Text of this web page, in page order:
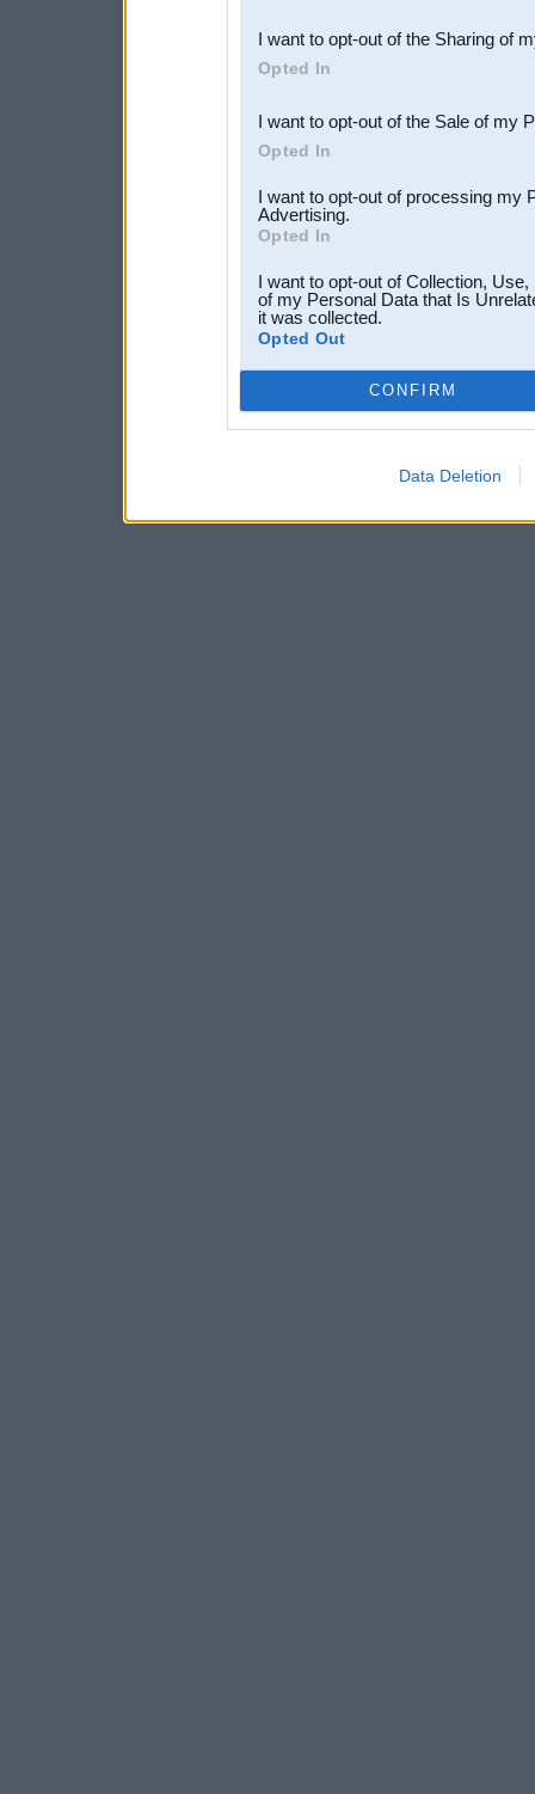
Downstream Participants
third parties.
I want to opt-out of the Sharing of
Opted In
I want to opt-out of the Sale of my
Opted In
I want to opt-out of processing my
Advertising.
Opted In
I want to opt-out of Collection,
of my Personal Data that Is
it was collected.
Opted Out
CONFIRM
Data Deletion